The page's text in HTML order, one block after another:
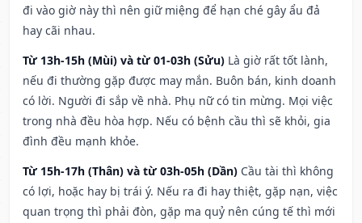
đi vào giờ này thì nên giữ miệng để hạn ché gây ẩu đả
hay cãi nhau.
Từ 13h-15h (Mùi) và từ 01-03h (Sửu) Là giờ rất tốt lành,
nếu đi thường gặp được may mắn. Buôn bán, kinh doanh
có lời. Người đi sắp về nhà. Phụ nữ có tin mừng. Mọi việc
trong nhà đều hòa hợp. Nếu có bệnh cầu thì sẽ khỏi, gia
đình đều mạnh khỏe.
Từ 15h-17h (Thân) và từ 03h-05h (Dần) Cầu tài thì không
có lợi, hoặc hay bị trái ý. Nếu ra đi hay thiệt, gặp nạn, việc
quan trọng thì phải đòn, gặp ma quỷ nên cúng tế thì mới